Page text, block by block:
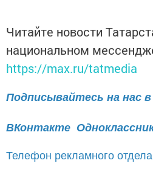
Читайте новости
национальном
https://max.ru/tatmedia
Подписывайтесь на нас
ВКонтакте
Телефон рекламного отдела